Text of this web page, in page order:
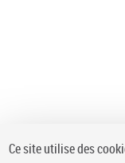
Ce site utilise des